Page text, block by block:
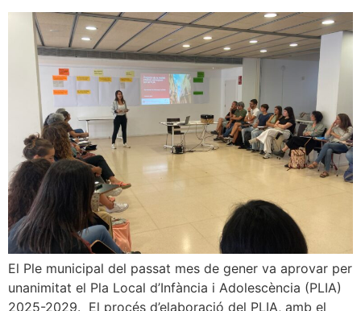
El Ple municipal del passat mes de gener va aprovar per
unanimitat el Pla Local d’Infància i Adolescència (PLIA)
2025-2029. El procés d’elaboració del PLIA, amb el